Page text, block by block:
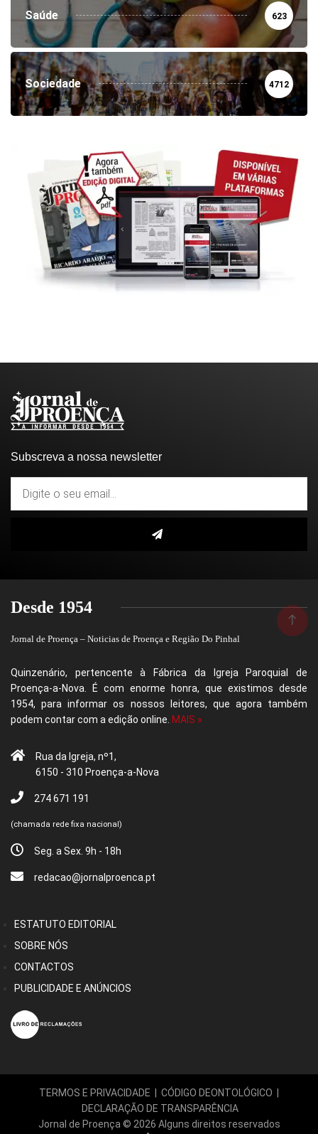
Saúde 623
Sociedade 4712
Subscreva a nossa newsletter
Desde 1954
Jornal de Proença – Noticias de Proença e Região Do Pinhal
Quinzenário, pertencente à Fábrica da Igreja Paroquial de
Proença-a-Nova. É com enorme honra, que existimos desde
1954, para informar os nossos leitores, que agora também
podem contar com a edição online. MAIS »
Rua da Igreja, nº1,
6150 - 310 Proença-a-Nova
274 671 191
(chamada rede fixa nacional)
Seg. a Sex. 9h - 18h
redacao@jornalproenca.pt
ESTATUTO EDITORIAL
SOBRE NÓS
CONTACTOS
PUBLICIDADE E ANÚNCIOS
TERMOS E PRIVACIDADE CÓDIGO DEONTOLÓGICO
DECLARAÇÃO DE TRANSPARÊNCIA
Jornal de Proença © 2026 Alguns direitos reservados